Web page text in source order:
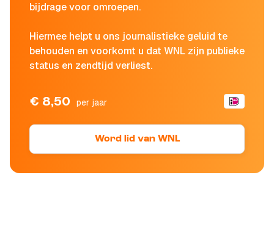
bijdrage voor omroepen.
Hiermee helpt u ons journalistieke geluid te
behouden en voorkomt u dat WNL zijn publieke
status en zendtijd verliest.
€ 8,50 per jaar
Word lid van WNL